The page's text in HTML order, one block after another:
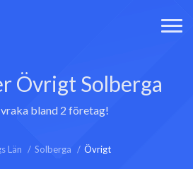
Övrigt Solberga
bland 2 företag!
Län Solberga Övrigt